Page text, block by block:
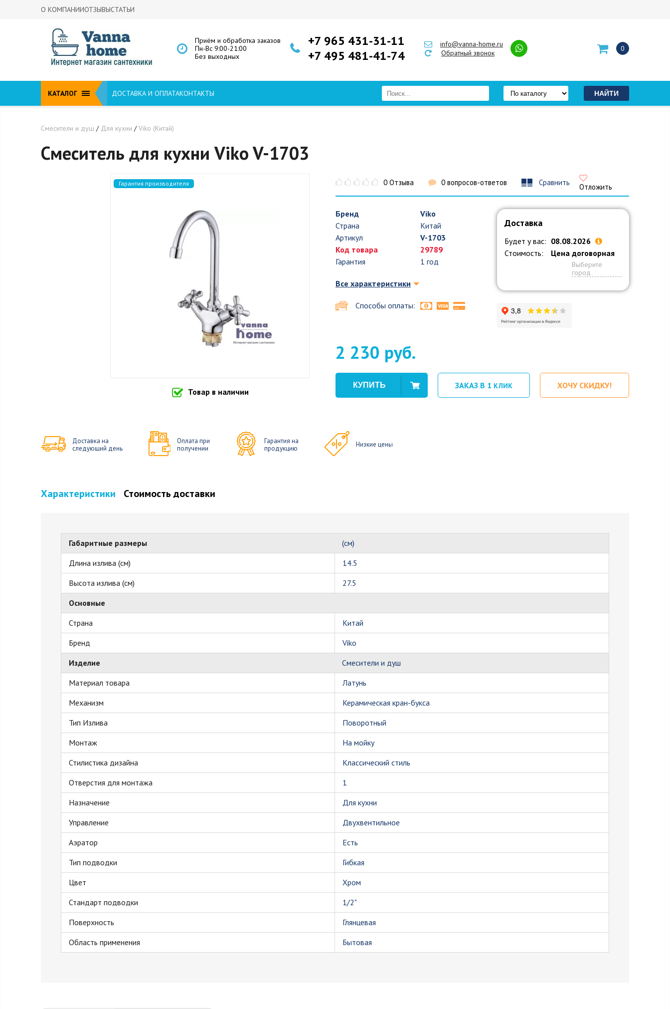
О КОМПАНИИОТЗЫВЫСТАТЬИ
Приём и обработка заказов
Пн-Вс 9:00-21:00
Без выходных
+7 965 431-31-11
+7 495 481-41-74
info@vanna-home.ru
Обратный звонок
0
КАТАЛОГ ДОСТАВКА И ОПЛАТАКОНТАКТЫ
Смесители и душ / Для кухни /Viko (Китай)
Смеситель для кухни Viko V-1703
Гарантия производителя
Товар в наличии
0 Отзыва 0 вопросов-ответов Сравнить Отложить
Бренд
Viko
Страна
Китай
Артикул
V-1703
Код товара
29789
Гарантия
1 год
Все характеристики
Способы оплаты:
Доставка
Будет у вас: 08.08.2026
Стоимость:
Цена договорная
Выберите
город
2 230 руб.
ЗАКАЗ В 1 КЛИК ХОЧУ СКИДКУ!
Доставка на
следующий день
Оплата при
получении
Гарантия на
продукцию
Низкие цены
Характеристики Стоимость доставки
Габаритные размеры
(см)
Длина излива (см)
14.5
Высота излива (см)
27.5
Основные
Страна
Китай
Бренд
Viko
Изделие
Смесители и душ
Материал товара
Латунь
Механизм
Керамическая кран-букса
Тип Излива
Поворотный
Монтаж
На мойку
Стилистика дизайна
Классический стиль
Отверстия для монтажа
1
Назначение
Для кухни
Управление
Двухвентильное
Аэратор
Есть
Тип подводки
Гибкая
Цвет
Хром
Стандарт подводки
1/2"
Поверхность
Глянцевая
Область применения
Бытовая